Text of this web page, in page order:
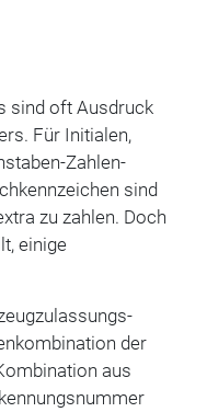
sind oft Ausdruck
Für Initialen,
Zahlen-
sind
zu zahlen. Doch
einige
der
aus